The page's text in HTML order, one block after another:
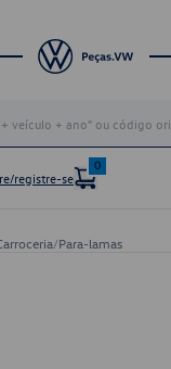
registre-se
0
/Para-lamas